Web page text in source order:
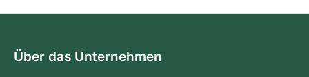
Über das Unternehmen